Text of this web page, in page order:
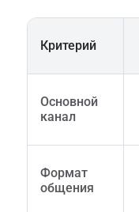
Критерий
Основной
канал
Формат
общения